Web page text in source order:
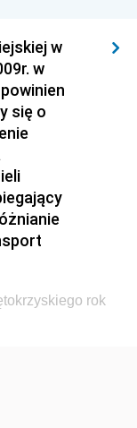
i
i Opieki
Leśnictwa
Budownictwa
i Cyfryzacji
Ochrony
w
w
się o
rok